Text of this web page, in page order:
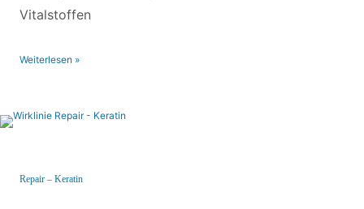
Vitalstoffen
Weiterlesen »
Repair – Keratin